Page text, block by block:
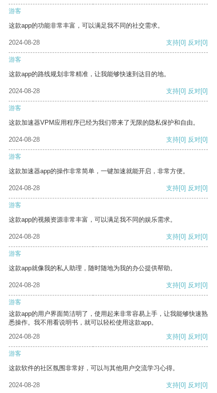
游客
这款app的功能非常丰富，可以满足我不同的社交需求。
2024-08-28 支持[0] 反对[0]
游客
这款app的路线规划非常精准，让我能够快速到达目的地。
2024-08-28 支持[0] 反对[0]
游客
这款加速器VPM应用程序已经为我们带来了无限的隐私保护和自由。
2024-08-28 支持[0] 反对[0]
游客
这款加速器app的操作非常简单，一键加速就能开启，非常方便。
2024-08-28 支持[0] 反对[0]
游客
这款app的视频资源非常丰富，可以满足我不同的娱乐需求。
2024-08-28 支持[0] 反对[0]
游客
这款app就像我的私人助理，随时随地为我的办公提供帮助。
2024-08-28 支持[0] 反对[0]
游客
这款app的用户界面简洁明了，使用起来非常容易上手，让我能够快速熟
悉操作。我不用看说明书，就可以轻松使用这款app。
2024-08-28
支持[0] 反对[0]
游客
这款软件的社区氛围非常好，可以与其他用户交流学习心得。
2024-08-28 支持[0] 反对[0]